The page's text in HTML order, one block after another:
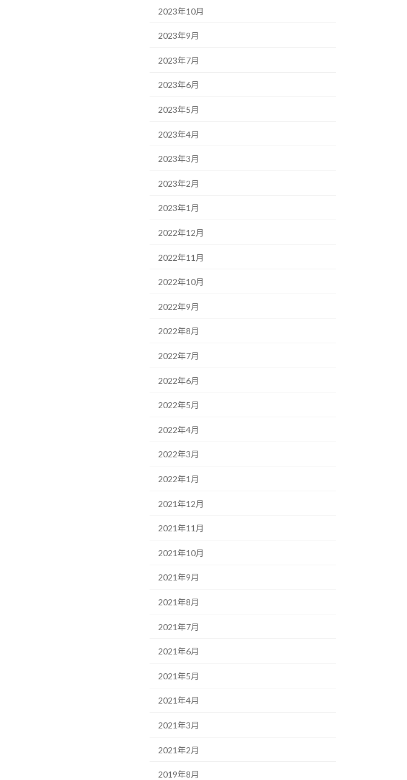
2023年10月
2023年9月
2023年7月
2023年6月
2023年5月
2023年4月
2023年3月
2023年2月
2023年1月
2022年12月
2022年11月
2022年10月
2022年9月
2022年8月
2022年7月
2022年6月
2022年5月
2022年4月
2022年3月
2022年1月
2021年12月
2021年11月
2021年10月
2021年9月
2021年8月
2021年7月
2021年6月
2021年5月
2021年4月
2021年3月
2021年2月
2019年8月